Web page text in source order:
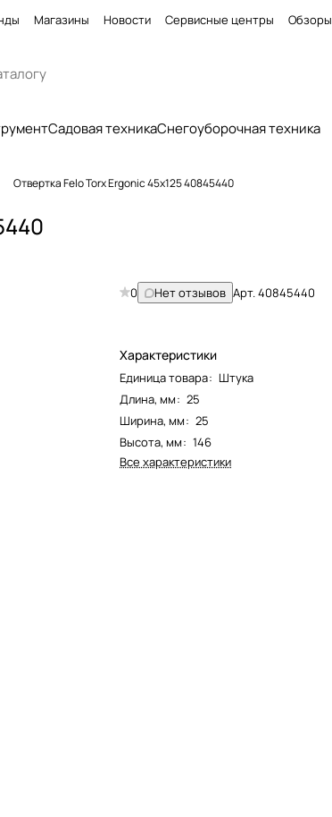
Магазины Новости Сервисные центры Обзоры
Садовая техникаСнегоуборочная техника
Отвертка Felo Torx Ergonic 45x125 40845440
0 Нет отзывов Арт.40845440
Характеристики
Единица товара: Штука
Длина, мм: 25
Ширина, мм: 25
Высота, мм: 146
Все характеристики